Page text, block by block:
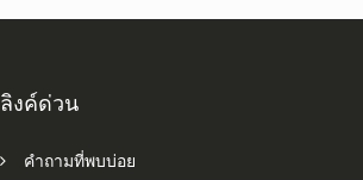
ลิงค์ด่วน
คำถามที่พบบ่อย